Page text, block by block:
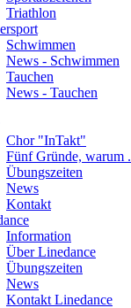
Triathlon
Schwimmen
News - Schwimmen
Tauchen
News - Tauchen
Chor "InTakt"
Fünf Gründe, warum
Übungszeiten
News
Kontakt
Information
Über Linedance
Übungszeiten
News
Kontakt Linedance